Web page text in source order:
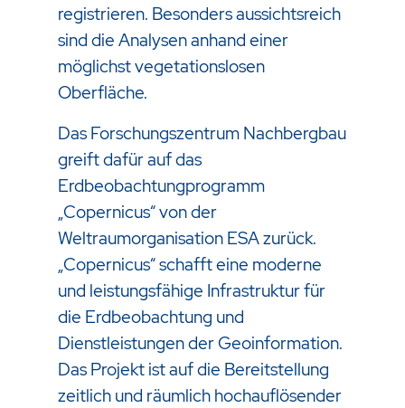
registrieren. Besonders aussichtsreich
sind die Analysen anhand einer
möglichst vegetationslosen
Oberfläche.
Das Forschungszentrum Nachbergbau
greift dafür auf das
Erdbeobachtungprogramm
„Copernicus“ von der
Weltraumorganisation ESA zurück.
„Copernicus“ schafft eine moderne
und leistungsfähige Infrastruktur für
die Erdbeobachtung und
Dienstleistungen der Geoinformation.
Das Projekt ist auf die Bereitstellung
zeitlich und räumlich hochauflösender